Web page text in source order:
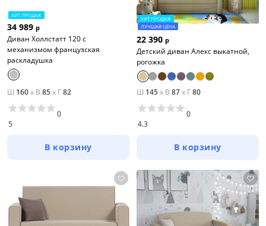
ХИТ ПРОДАЖ
34 989 р
Диван Холлстатт 120 с
механизмом французская
раскладушка
Ш 160x В 85x Г82
5
0
В корзину
ХИТ ПРОДАЖ
ЛУЧШАЯ ЦЕНА
22 390 р
Детский диван Алекс выкатной,
рогожка
Ш 145x В 87x Г80
4.3
0
В корзину